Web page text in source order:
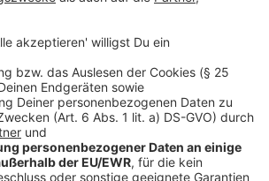
indem er den Krieg aus zwei
der den Angriff direkt
der Sicht eines jungen Russen, der
und in den Krieg geschickt wurde.
das gesamte Album hier
wie die Single "Farben Leuchten
seht ihr hier unten.